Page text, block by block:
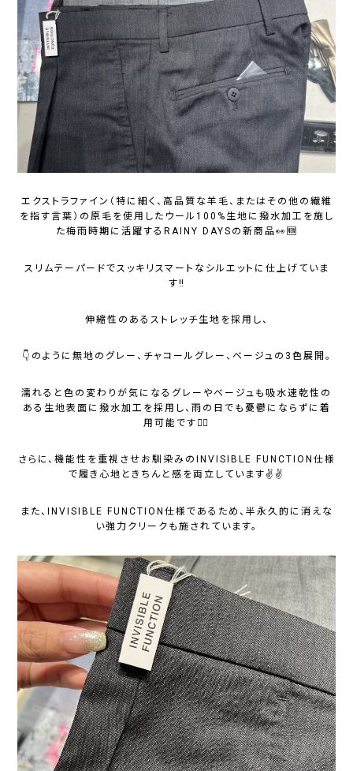
エクストラファイン（特に細く、高品質な羊毛、またはその他の繊維
を指す言葉）の原毛を使用したウール100%生地に撥水加工を施し
た梅雨時期に活躍するRAINY DAYSの新商品👀🆕
スリムテーパードでスッキリスマートなシルエットに仕上げていま
す‼️
伸縮性のあるストレッチ生地を採用し、
👇のように無地のグレー、チャコールグレー、ベージュの3色展開。
濡れると色の変わりが気になるグレーやベージュも吸水速乾性の
ある生地表面に撥水加工を採用し、雨の日でも憂鬱にならずに着
用可能です🙆‍♀️
さらに、機能性を重視させお馴染みのINVISIBLE FUNCTION仕様
で履き心地ときちんと感を両立しています✌️✌️
また、INVISIBLE FUNCTION仕様であるため、半永久的に消えな
い強力クリークも施されています。